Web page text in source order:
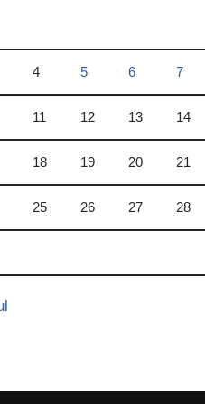
4 5 6 7
11 12 13 14
18 19 20 21
25 26 27 28